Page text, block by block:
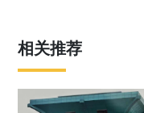
相关推荐